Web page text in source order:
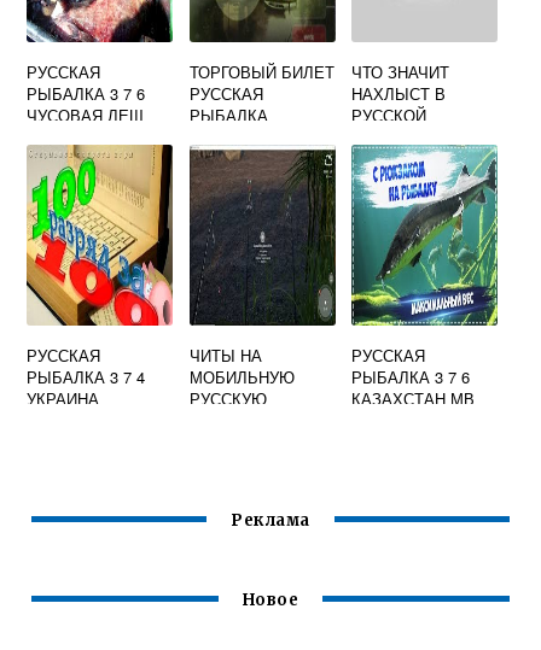
РУССКАЯ
РЫБАЛКА 3 7 6
ЧУСОВАЯ ЛЕЩ
ТОРГОВЫЙ БИЛЕТ
РУССКАЯ
РЫБАЛКА
ЧТО ЗНАЧИТ
НАХЛЫСТ В
РУССКОЙ
РУССКАЯ
РЫБАЛКА 3 7 4
УКРАИНА
ЧИТЫ НА
МОБИЛЬНУЮ
РУССКУЮ
РУССКАЯ
РЫБАЛКА 3 7 6
КАЗАХСТАН МВ
Реклама
Новое